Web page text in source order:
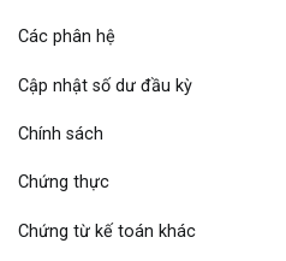
Các phân hệ
Cập nhật số dư đầu kỳ
Chính sách
Chứng thực
Chứng từ kế toán khác